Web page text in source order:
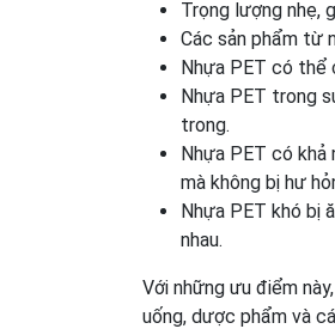
Trọng lượng nhẹ,
Các sản phẩm từ
Nhựa PET có thể
Nhựa PET trong
trong.
Nhựa PET có
mà không bị hư
Nhựa PET khó bị
nhau.
Với những ưu điểm
uống, dược phẩm và